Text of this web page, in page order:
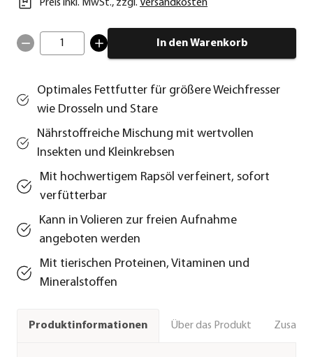
Preis inkl. MwSt., zzgl. Versandkosten
1 In den Warenkorb
Optimales Fettfutter für größere Weichfresser
wie Drosseln und Stare
Nährstoffreiche Mischung mit wertvollen
Insekten und Kleinkrebsen
Mit hochwertigem Rapsöl verfeinert, sofort
verfütterbar
Kann in Volieren zur freien Aufnahme
angeboten werden
Mit tierischen Proteinen, Vitaminen und
Mineralstoffen
Produktinformationen Über das Produkt